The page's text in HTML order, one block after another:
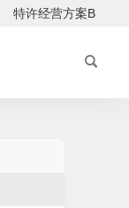
特许经营方案B